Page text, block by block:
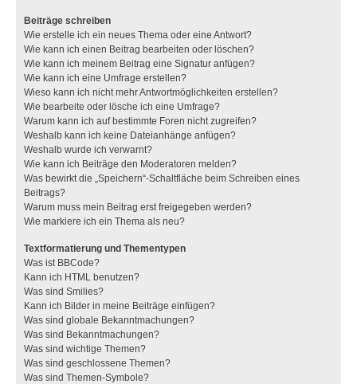
Beiträge schreiben
Wie erstelle ich ein neues Thema oder eine Antwort?
Wie kann ich einen Beitrag bearbeiten oder löschen?
Wie kann ich meinem Beitrag eine Signatur anfügen?
Wie kann ich eine Umfrage erstellen?
Wieso kann ich nicht mehr Antwortmöglichkeiten erstellen?
Wie bearbeite oder lösche ich eine Umfrage?
Warum kann ich auf bestimmte Foren nicht zugreifen?
Weshalb kann ich keine Dateianhänge anfügen?
Weshalb wurde ich verwarnt?
Wie kann ich Beiträge den Moderatoren melden?
Was bewirkt die „Speichern“-Schaltfläche beim Schreiben eines
Beitrags?
Warum muss mein Beitrag erst freigegeben werden?
Wie markiere ich ein Thema als neu?
Textformatierung und Thementypen
Was ist BBCode?
Kann ich HTML benutzen?
Was sind Smilies?
Kann ich Bilder in meine Beiträge einfügen?
Was sind globale Bekanntmachungen?
Was sind Bekanntmachungen?
Was sind wichtige Themen?
Was sind geschlossene Themen?
Was sind Themen-Symbole?